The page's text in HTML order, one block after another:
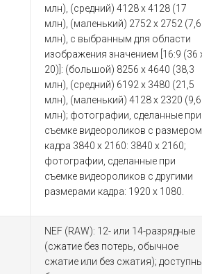
млн), (средний) 4128 x 4128 (17
млн), (маленький) 2752 x 2752 (7,6
млн), c выбранным для области
изображения значением [16:9 (36
20)]: (большой) 8256 x 4640 (38,3
млн), (средний) 6192 x 3480 (21,5
млн), (маленький) 4128 x 2320 (9,6
млн); фотографии, сделанные при
съемке видеороликов с размером
кадра 3840 x 2160: 3840 x 2160;
фотографии, сделанные при
съемке видеороликов с другими
размерами кадра: 1920 x 1080.
NEF (RAW): 12- или 14-разрядные
(сжатие без потерь, обычное
сжатие или без сжатия);